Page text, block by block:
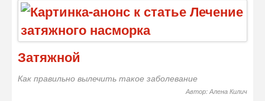
Затяжной
Как правильно вылечить такое заболевание
Автор: Алена Килич